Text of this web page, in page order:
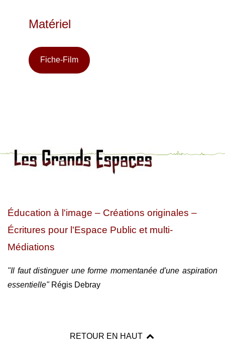
Matériel
Fiche-Film
Éducation à l'image – Créations originales –
Écritures pour l'Espace Public et multi-
Médiations
"Il faut distinguer une forme momentanée d'une aspiration
essentielle"Régis Debray
RETOUR EN HAUT